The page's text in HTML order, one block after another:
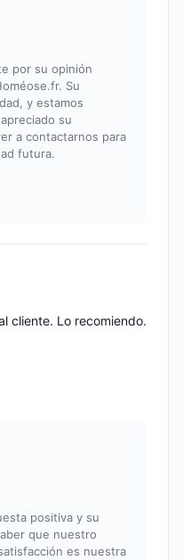
por su opinión
Su
y estamos
su
a contactarnos para
futura.
cliente. Lo recomiendo.
positiva y su
que nuestro
es nuestra